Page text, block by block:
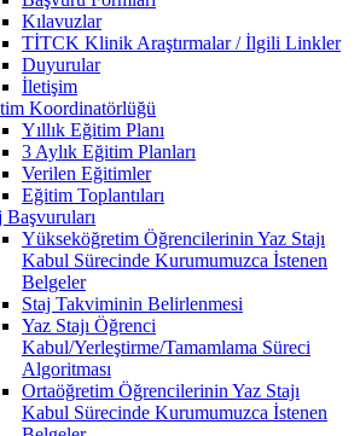
Kılavuzlar
TİTCK Klinik Araştırmalar / İlgili Linkler
Duyurular
İletişim
Koordinatörlüğü
Yıllık Eğitim Planı
3 Aylık Eğitim Planları
Verilen Eğitimler
Eğitim Toplantıları
Başvuruları
Yükseköğretim Öğrencilerinin Yaz Stajı
Kabul Sürecinde Kurumumuzca İstenen
Belgeler
Staj Takviminin Belirlenmesi
Yaz Stajı Öğrenci
Kabul/Yerleştirme/Tamamlama Süreci
Algoritması
Ortaöğretim Öğrencilerinin Yaz Stajı
Kabul Sürecinde Kurumumuzca İstenen